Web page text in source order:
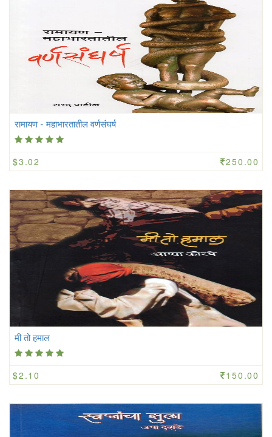
रामायण - महाभारतातील वर्णसंघर्ष
$3.02 250.00
मी तो हमाल
$2.10 150.00